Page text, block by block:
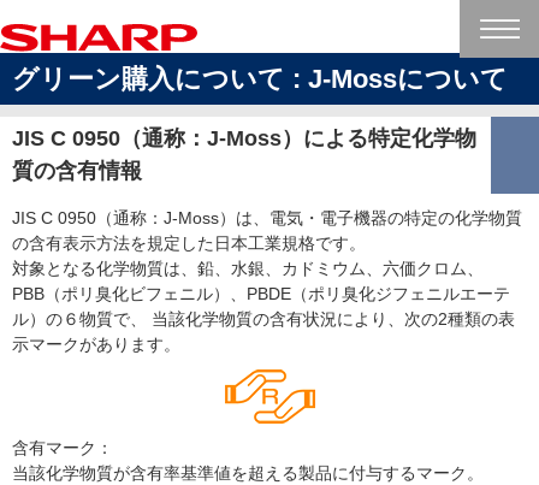
グリーン購入について : J-Mossについて
JIS C 0950（通称：J-Moss）による特定化学物
質の含有情報
JIS C 0950（通称：J-Moss）は、電気・電子機器の特定の化学物質
の含有表示方法を規定した日本工業規格です。
対象となる化学物質は、鉛、水銀、カドミウム、六価クロム、
PBB（ポリ臭化ビフェニル）、PBDE（ポリ臭化ジフェニルエーテ
ル）の６物質で、 当該化学物質の含有状況により、次の2種類の表
示マークがあります。
含有マーク：
当該化学物質が含有率基準値を超える製品に付与するマーク。